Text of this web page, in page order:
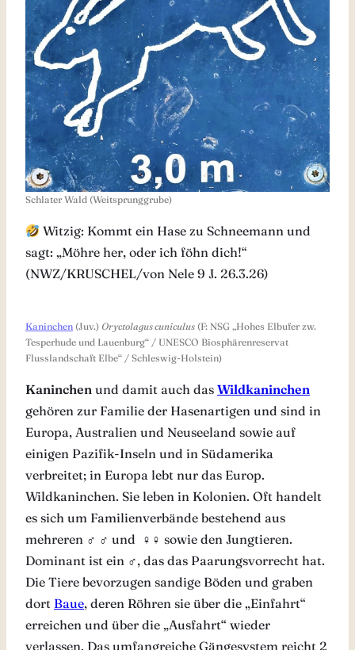
Schlater Wald (Weitsprunggrube)
Witzig: Kommt ein Hase zu Schneemann und
sagt: „Möhre her, oder ich föhn dich!“
(NWZ/KRUSCHEL/von Nele 9 J. 26.3.26)
Kaninchen (Juv.) Oryctolagus cuniculus (F: NSG „Hohes Elbufer zw.
Tesperhude und Lauenburg“ / UNESCO Biosphärenreservat
Flusslandschaft Elbe“ / Schleswig-Holstein)
Kaninchen und damit auch das Wildkaninchen
gehören zur Familie der Hasenartigen und sind in
Europa, Australien und Neuseeland sowie auf
einigen Pazifik-Inseln und in Südamerika
verbreitet; in Europa lebt nur das Europ.
Wildkaninchen. Sie leben in Kolonien. Oft handelt
es sich um Familienverbände bestehend aus
mehreren ♂ ♂ und ♀♀ sowie den Jungtieren.
Dominant ist ein ♂, das das Paarungsvorrecht hat.
Die Tiere bevorzugen sandige Böden und graben
dort Baue, deren Röhren sie über die „Einfahrt“
erreichen und über die „Ausfahrt“ wieder
verlassen. Das umfangreiche Gängesystem reicht 2